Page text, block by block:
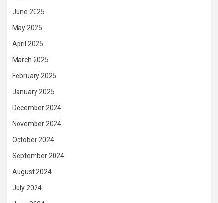
June 2025
May 2025
April 2025
March 2025
February 2025
January 2025
December 2024
November 2024
October 2024
September 2024
August 2024
July 2024